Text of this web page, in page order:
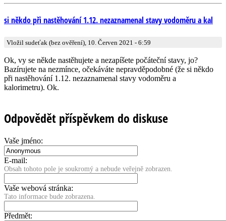
si někdo při nastěhování 1.12. nezaznamenal stavy vodoměru a kal
Vložil sudeťak (bez ověření), 10. Červen 2021 - 6:59
Ok, vy se někde nastěhujete a nezapíšete počáteční stavy, jo?
Bazírujete na nezmínce, očekáváte nepravděpodobné (že si někdo
při nastěhování 1.12. nezaznamenal stavy vodoměru a
kalorimetru). Ok.
Odpovědět příspěvkem do diskuse
Vaše jméno:
E-mail:
Obsah tohoto pole je soukromý a nebude veřejně zobrazen.
Vaše webová stránka:
Tato informace bude zobrazena.
Předmět: